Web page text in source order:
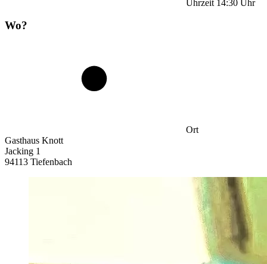
Uhrzeit 14:30 Uhr
Wo?
Ort
Gasthaus Knott
Jacking 1
94113 Tiefenbach